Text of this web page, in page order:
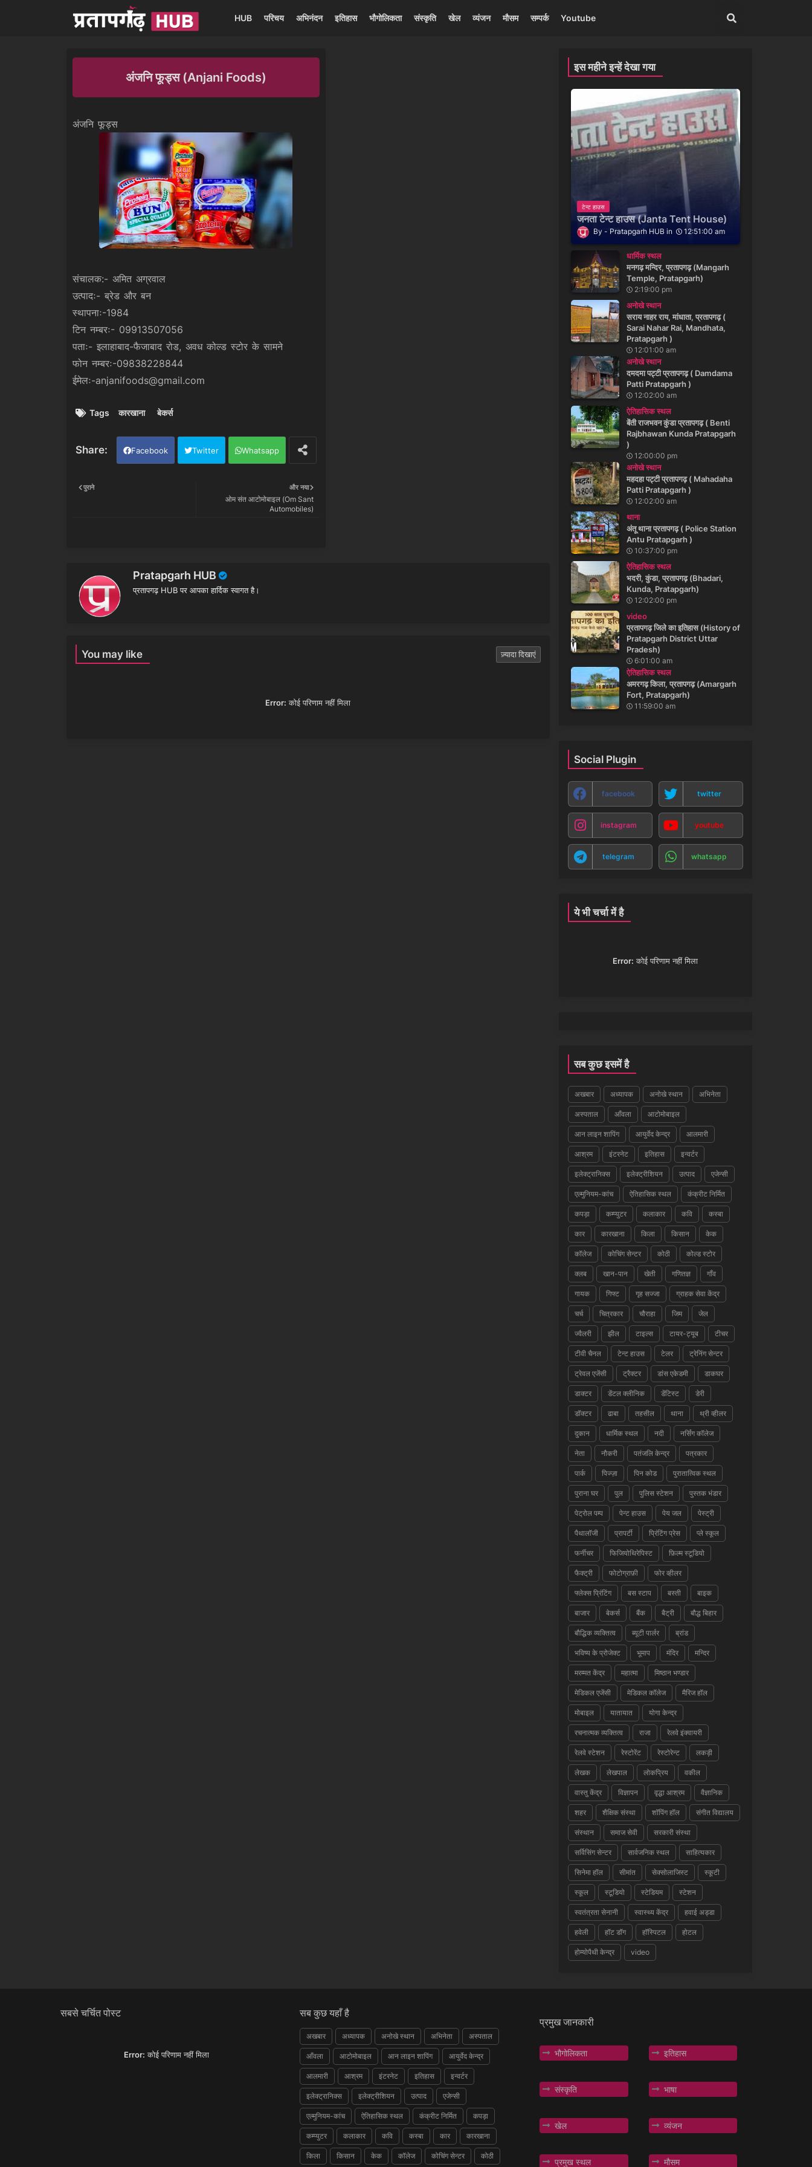
HUB परिचय अभिनंदन इतिहास भौगोलिकता संस्कृति खेल व्यंजन मौसम सम्पर्क Youtube
अंजनि फूड्स (Anjani Foods)
अंजनि फूड्स
संचालक:- अमित अग्रवाल
उत्पादः- ब्रेड और बन
स्थापनाः-1984
टिन नम्बरः- 09913507056
पताः- इलाहाबाद-फैजाबाद रोड, अवध कोल्ड स्टोर के सामने
फोन नम्बरः-09838228844
ईमेलः-anjanifoods@gmail.com
Tags कारखाना बेकर्स
Facebook Twitter Whatsapp
और नया
ओम संत आटोमोबाइल (Om Sant
Automobiles)
पुराने
Pratapgarh HUB
प्रतापगढ़ HUB पर आपका हार्दिक स्वागत है।
You may like ज़्यादा दिखाएं
Error: कोई परिणाम नहीं मिला
इस महीने इन्हें देखा गया
टेन्ट हाउस
जनता टेन्ट हाउस (Janta Tent House)
Pratapgarh HUB 12:51:00 am
धार्मिक स्थल
मनगढ़ मन्दिर, प्रतापगढ़ (Mangarh
Temple, Pratapgarh)
2:19:00 pm
अनोखे स्थान
सराय नाहर राय, मांधाता, प्रतापगढ़ (
Sarai Nahar Rai, Mandhata,
Pratapgarh )
12:01:00 am
अनोखे स्थान
दमदमा पट्टी प्रतापगढ़ ( Damdama
Patti Pratapgarh )
12:02:00 am
ऐतिहासिक स्थल
बेंती राजभवन कुंडा प्रतापगढ़ ( Benti
Rajbhawan Kunda Pratapgarh
)
12:00:00 pm
अनोखे स्थान
महदहा पट्टी प्रतापगढ़ ( Mahadaha
Patti Pratapgarh )
12:02:00 am
थाना
अंतू थाना प्रतापगढ़ ( Police Station
Antu Pratapgarh )
10:37:00 pm
ऐतिहासिक स्थल
भदरी, कुंडा, प्रतापगढ़ (Bhadari,
Kunda, Pratapgarh)
12:02:00 pm
video
प्रतापगढ़ जिले का इतिहास (History of
Pratapgarh District Uttar
Pradesh)
6:01:00 am
ऐतिहासिक स्थल
अमरगढ़ किला, प्रतापगढ़ (Amargarh
Fort, Pratapgarh)
11:59:00 am
Social Plugin
facebook twitter
instagram youtube
telegram whatsapp
ये भी चर्चा में है
Error: कोई परिणाम नहीं मिला
सब कुछ इसमें है
अखबार अध्यापक अनोखे स्थान अभिनेता
अस्पताल आँवला आटोमोबाइल
आन लाइन शापिंग आयुर्वेद केन्द्र आलमारी
आश्रम इंटरनेट इतिहास इन्वर्टर
इलेक्ट्रानिक्स इलेक्ट्रीशियन उत्पाद एजेन्सी
एल्मुनियम-कांच ऐतिहासिक स्थल कंक्रीट निर्मित
कपड़ा कम्प्युटर कलाकार कवि कस्बा
कार कारखाना किला किसान केक
कॉलेज कोचिंग सेन्टर कोठी कोल्ड स्टोर
क्लब खान-पान खेती गणितज्ञ गाँव
गायक गिफ्ट गृह सज्जा ग्राहक सेवा केंद्र
चर्च चित्रकार चौराहा जिम जेल
ज्वैलरी झील टाइल्स टायर-ट्यूब टीचर
टीवी चैनल टेन्ट हाउस टेलर ट्रेनिंग सेन्टर
ट्रेवल एजेंसी ट्रैक्टर डांस एकेडमी डाकघर
डाक्टर डेंटल क्लीनिक डेंटिस्ट डेरी
डॉक्टर ढाबा तहसील थाना थ्री व्हीलर
दुकान धार्मिक स्थल नदी नर्सिंग कॉलेज
नेता नौकरी पतंजलि केन्द्र पत्रकार
पार्क पिज्ज़ा पिन कोड पुरातात्विक स्थल
पुराना घर पुल पुलिस स्टेशन पुस्तक भंडार
पेट्रोल पम्प पेन्ट हाउस पेय जल पेस्ट्री
पैथालॉजी प्रापर्टी प्रिंटिंग प्रेस प्ले स्कूल
फर्नीचर फिजियोथिरेपिस्ट फ़िल्म स्टूडियो
फैक्ट्री फोटोग्राफ़ी फोर व्हीलर
फ्लेक्स प्रिंटिंग बस स्टाप बस्ती बाइक
बाजार बेकर्स बैंक बैट्री बौद्ध बिहार
बौद्धिक व्यक्तित्व ब्यूटी पार्लर ब्रांड
भविष्य के प्रोजेक्ट भूमाप मंदिर मन्दिर
मरम्मत केंद्र महात्मा मिष्ठान भण्डार
मेडिकल एजेंसी मेडिकल कॉलेज मैरिज हॉल
मोबाइल यातायात योगा केन्द्र
रचनात्मक व्यक्तित्व राजा रेलवे इंक्वायरी
रेलवे स्टेशन रेस्टोरेंट रेस्टोरेन्ट लकड़ी
लेखक लेखपाल लोकप्रिय वकील
वास्तु केंद्र विज्ञापन वृद्धा आश्रम वैज्ञानिक
शहर शैक्षिक संस्था शॉपिंग हॉल संगीत विद्यालय
संस्थान समाज सेवी सरकारी संस्था
सर्विसिंग सेन्टर सार्वजनिक स्थल साहित्यकार
सिनेमा हॉल सीमांत सेक्सोलाजिस्ट स्कूटी
स्कूल स्टूडियो स्टेडियम स्टेशन
स्वतंत्रता सेनानी स्वास्थ्य केंद्र हवाई अड्डा
हवेली हॉट डॉग हॉस्पिटल होटल
होम्योपैथी केन्द्र video
सबसे चर्चित पोस्ट
Error: कोई परिणाम नहीं मिला
सब कुछ यहाँ है
अखबार अध्यापक अनोखे स्थान अभिनेता अस्पताल
आँवला आटोमोबाइल आन लाइन शापिंग आयुर्वेद केन्द्र
आलमारी आश्रम इंटरनेट इतिहास इन्वर्टर
इलेक्ट्रानिक्स इलेक्ट्रीशियन उत्पाद एजेन्सी
एल्मुनियम-कांच ऐतिहासिक स्थल कंक्रीट निर्मित कपड़ा
कम्प्युटर कलाकार कवि कस्बा कार कारखाना
किला किसान केक कॉलेज कोचिंग सेन्टर कोठी
प्रमुख जानकारी
भौगोलिकता इतिहास
संस्कृति भाषा
खेल व्यंजन
प्रमुख स्थल मौसम